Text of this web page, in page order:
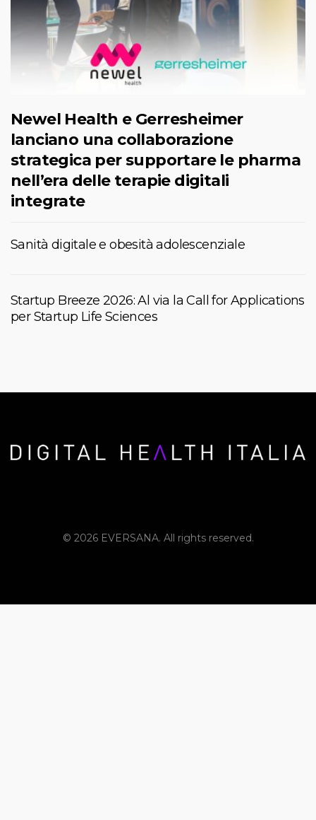
Newel Health e Gerresheimer
lanciano una collaborazione
strategica per supportare le pharma
nell’era delle terapie digitali
integrate
Sanità digitale e obesità adolescenziale
Startup Breeze 2026: Al via la Call for Applications
per Startup Life Sciences
© 2026 EVERSANA. All rights reserved.